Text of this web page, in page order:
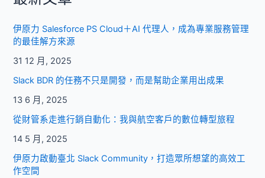
伊原力 Salesforce PS Cloud＋AI 代理人，成為專業服務管理
的最佳解方來源
31 12 月, 2025
Slack BDR 的任務不只是開發，而是幫助企業用出成果
13 6 月, 2025
從財管系走進行銷自動化：我與航空客戶的數位轉型旅程
14 5 月, 2025
伊原力啟動臺北 Slack Community，打造眾所想望的高效工
作空間